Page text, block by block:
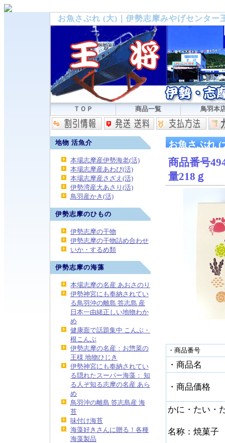
お魚さぶれ (大)｜伊勢志摩みやげセンター
ＴＯＰ 商品一覧 鳥羽本
地物 活魚介
本場志摩産伊勢海老(活)
本場志摩産あわび(活)
本場志摩産さざえ(活)
伊勢湾産大あさり(活)
鳥羽産かき(活)
伊勢志摩のひもの
伊勢志摩の干物
伊勢志摩の干物詰め合わせ
いか・するめ類
伊勢志摩の海藻
本場志摩の名産 あおさのり
伊勢神宮にも奉納されてい
る鳥羽沖の離島 答志島 産
日本一由緒正しい地物わか
め
健康面で話題集中 こんぶ・
根こんぶ
伊勢志摩の名産：お惣菜の
王様 地物ひじき
伊勢神宮にも奉納されてい
る隠れたスーパー海藻： 知
る人ぞ知る志摩の名産 あら
め
鳥羽沖の離島 答志島産 海
苔
味付け海苔
海藻好きさんに贈る！各種
海藻製品
お魚さぶれ (
商品番号
量218ｇ
・商品番号
・商品名
・商品価格
かに・たい・
名称：焼菓